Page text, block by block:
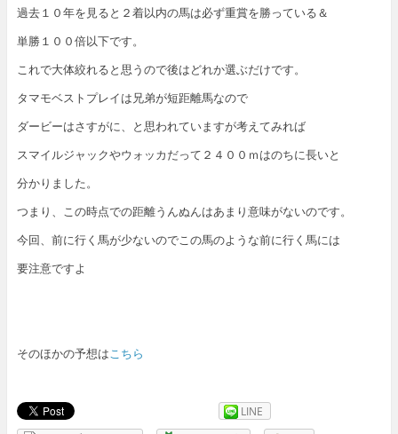
過去１０年を見ると２着以内の馬は必ず重賞を勝っている＆
単勝１００倍以下です。
これで大体絞れると思うので後はどれか選ぶだけです。
タマモベストプレイは兄弟が短距離馬なので
ダービーはさすがに、と思われていますが考えてみれば
スマイルジャックやウォッカだって２４００ｍはのちに長いと
分かりました。
つまり、この時点での距離うんぬんはあまり意味がないのです。
今回、前に行く馬が少ないのでこの馬のような前に行く馬には
要注意ですよ
そのほかの予想はこちら
LINE